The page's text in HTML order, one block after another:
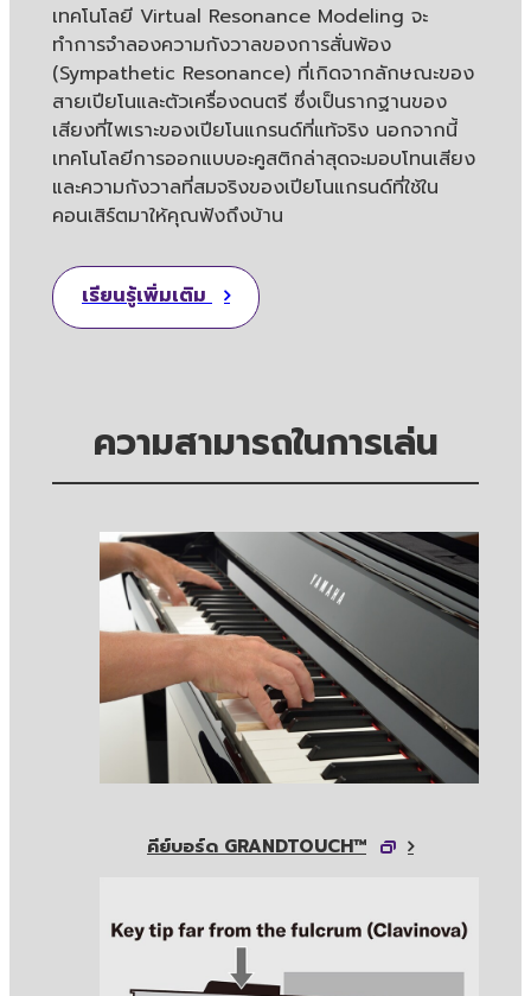
เทคโนโลยี Virtual Resonance Modeling จะ
ทำการจำลองความกังวาลของการสั่นพ้อง
(Sympathetic Resonance) ที่เกิดจากลักษณะของ
สายเปียโนและตัวเครื่องดนตรี ซึ่งเป็นรากฐานของ
เสียงที่ไพเราะของเปียโนแกรนด์ที่แท้จริง นอกจากนี้
เทคโนโลยีการออกแบบอะคูสติกล่าสุดจะมอบโทนเสียง
และความกังวาลที่สมจริงของเปียโนแกรนด์ที่ใช้ใน
คอนเสิร์ตมาให้คุณฟังถึงบ้าน
เรียนรู้เพิ่มเติม
ความสามารถในการเล่น
คีย์บอร์ด GRANDTOUCH™